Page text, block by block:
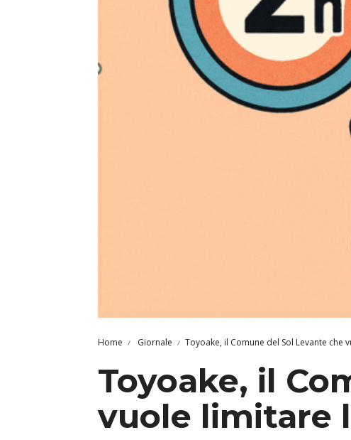
Home Giornale Toyoake, il Comune del Sol Levante che
Toyoake, il
vuole limitare